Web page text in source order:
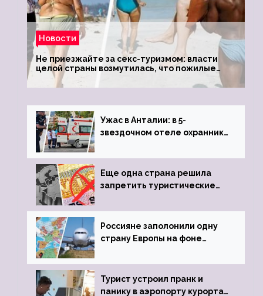
Новости
Не приезжайте за секс-туризмом: власти
целой страны возмутилась, что пожилые
туристки массово едут к ним, чтобы
обзавестись молодыми любовниками
Ужас в Анталии: в 5-
звездочном отеле охранник
пистолета
Еще одна страна решила
запретить туристические
Россияне заполонили одну
страну Европы на фоне
виз
Турист устроил пранк и
панику в аэропорту курорта,